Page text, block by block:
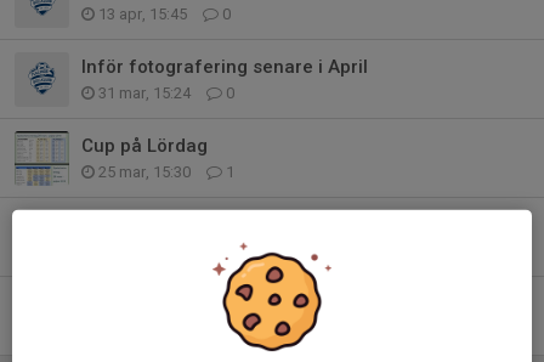
13 apr, 15:45 0
Inför fotografering senare i April
31 mar, 15:24 0
Cup på Lördag
25 mar, 15:30 1
Tullinge 5-manna cup!
0